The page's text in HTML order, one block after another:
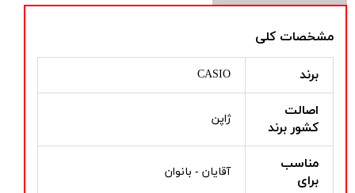
مشخصات کلی
برند CASIO
اصالت
کشور برند
ژاپن
مناسب
برای
آقایان - بانوان